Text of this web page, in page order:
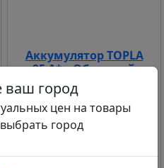
ваш город
цен на товары
город
Аккумулятор TOPLA
95 А*ч Обратный
Азия JIS